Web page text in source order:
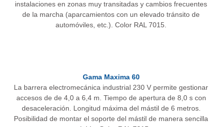
instalaciones en zonas muy transitadas y cambios frecuentes
de la marcha (aparcamientos con un elevado tránsito de
automóviles, etc.). Color RAL 7015.
Gama Maxima 60
La barrera electromecánica industrial 230 V permite gestionar
accesos de de 4,0 a 6,4 m. Tiempo de apertura de 8,0 s con
desaceleración. Longitud máxima del mástil de 6 metros.
Posibilidad de montar el soporte del mástil de manera sencilla